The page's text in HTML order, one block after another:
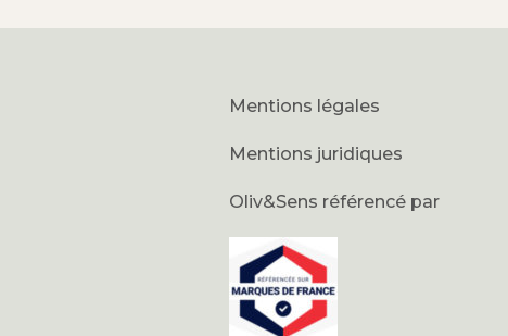
Mentions légales
Mentions juridiques
Oliv&Sens référencé par